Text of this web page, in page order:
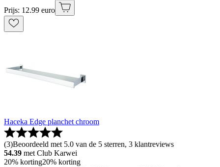
Prijs: 12.99 euro
Haceka Edge planchet chroom
(3)Beoordeeld met 5.0 van de 5 sterren, 3 klantreviews
54.39 met Club Karwei
20% korting20% korting